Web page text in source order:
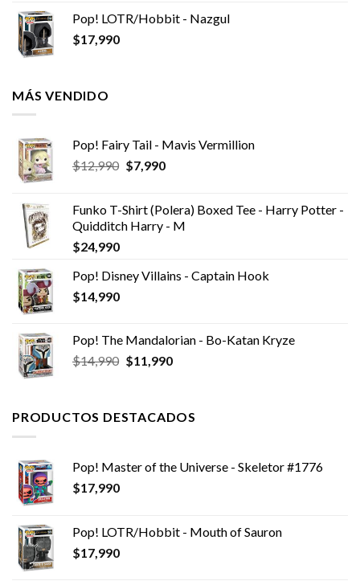
Pop! LOTR/Hobbit - Nazgul
$17,990
MÁS VENDIDO
Pop! Fairy Tail - Mavis Vermillion
$12,990 El
era:
$12,990.
$7,990El
es:
$7,990.
Funko T-Shirt (Polera) Boxed Tee - Harry Potter -
Quidditch Harry - M
$24,990
Pop! Disney Villains - Captain Hook
$14,990
Pop! The Mandalorian - Bo-Katan Kryze
$14,990 El
era:
$14,990.
$11,990El
es:
$11,990.
PRODUCTOS DESTACADOS
Pop! Master of the Universe - Skeletor #1776
$17,990
Pop! LOTR/Hobbit - Mouth of Sauron
$17,990